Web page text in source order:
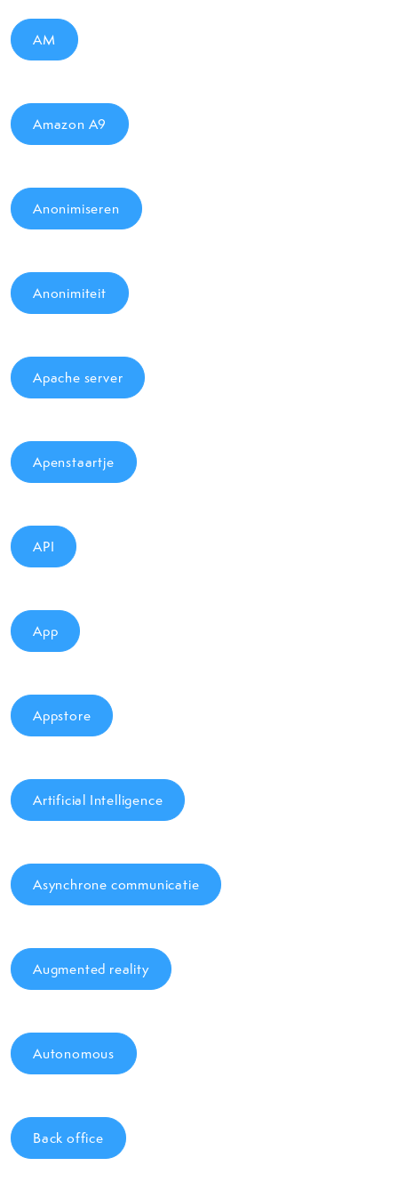
AM
Amazon A9
Anonimiseren
Anonimiteit
Apache server
Apenstaartje
API
App
Appstore
Artificial Intelligence
Asynchrone communicatie
Augmented reality
Autonomous
Back office